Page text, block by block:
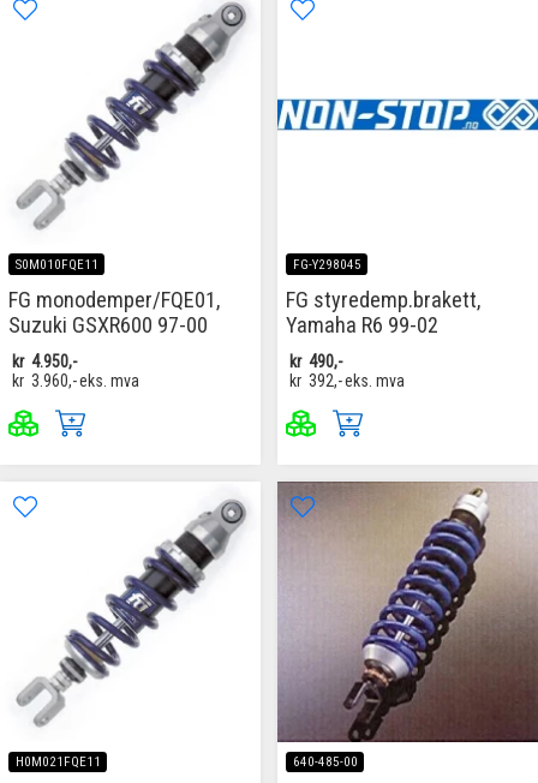
S0M010FQE11
FG monodemper/FQE01,
Suzuki GSXR600 97-00
kr 4.950,-
kr 3.960,-eks. mva
FG-Y298045
FG styredemp.brakett,
Yamaha R6 99-02
kr 490,-
kr 392,-eks. mva
H0M021FQE11 640-485-00